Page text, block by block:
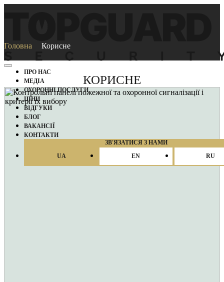
ПРО НАС
МЕДІА
ОХОРОННІ ПОСЛУГИ
ЦІНИ
ВІДГУКИ
БЛОГ
ВАКАНCІЇ
КОНТАКТИ
ЗВ'ЯЗАТИСЯ З НАМИ
UA
EN RU
Головна Корисне
КОРИСНЕ